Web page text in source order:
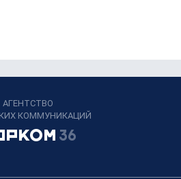
АГЕНТСТВО
КОММУНИКАЦИЙ